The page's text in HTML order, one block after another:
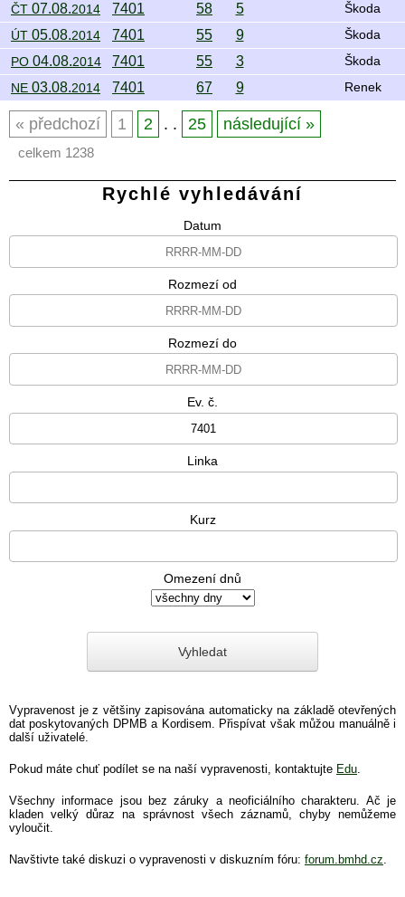
ČT 07.08.2014 7401 58 5 Škoda
ÚT 05.08.2014 7401 55 9 Škoda
PO 04.08.2014 7401 55 3 Škoda
NE 03.08.2014 7401 67 9 Renek
předchozí 1 2 . . 25 následující
celkem 1238
Rychlé vyhledávání
Datum
Rozmezí od
Rozmezí do
Ev. č.
Linka
Kurz
Omezení dnů
Vypravenost je z většiny zapisována automaticky na základě otevřených
dat poskytovaných DPMB a Kordisem. Přispívat však můžou manuálně i
další uživatelé.
Pokud máte chuť podílet se na naší vypravenosti, kontaktujte Edu
Všechny informace jsou bez záruky a neoficiálního charakteru. Ač je
kladen velký důraz na správnost všech záznamů, chyby nemůžeme
vyloučit.
Navštivte také diskuzi o vypravenosti v diskuzním fóru: forum.bmhd.cz